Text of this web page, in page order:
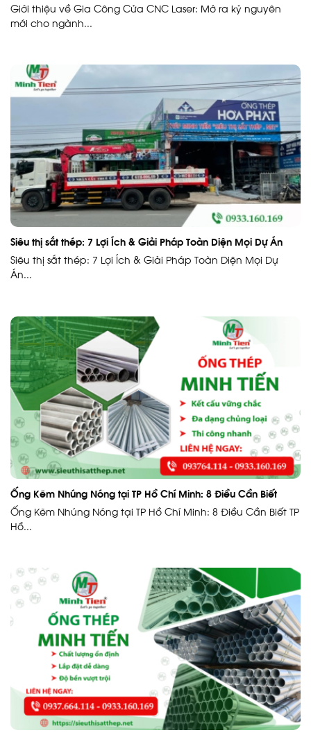
Giới thiệu về Gia Công Cửa CNC Laser: Mở ra kỷ nguyên
mới cho ngành...
Siêu thị sắt thép: 7 Lợi Ích & Giải Pháp Toàn Diện Mọi Dự Án
Siêu thị sắt thép: 7 Lợi Ích & Giải Pháp Toàn Diện Mọi Dự
Án...
Ống Kẽm Nhúng Nóng tại TP Hồ Chí Minh: 8 Điều Cần Biết
Ống Kẽm Nhúng Nóng tại TP Hồ Chí Minh: 8 Điều Cần Biết TP
Hồ...